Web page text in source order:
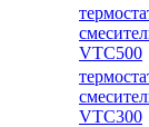
VTC500
VTC300